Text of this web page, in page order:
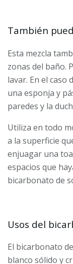
También
Esta mezcla
zonas del baño.
lavar. En el caso
una esponja y
paredes y la
Utiliza en todo
a la superficie
enjuagar una
espacios que
bicarbonato de
Usos del
El bicarbonato
blanco sólido y